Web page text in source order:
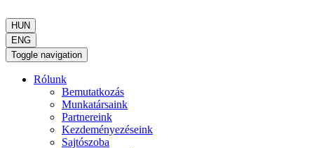
HUN
ENG
Toggle navigation
Rólunk
Bemutatkozás
Munkatársaink
Partnereink
Kezdeményezéseink
Sajtószoba